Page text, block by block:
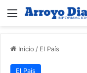
Menú
Inicio / El País
El País